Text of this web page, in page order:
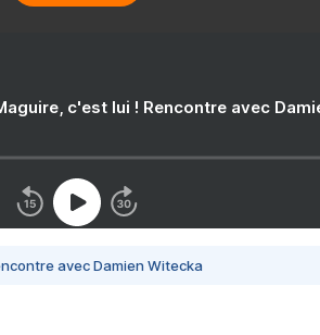
c'est lui ! Rencontre avec
avec Damien Witecka